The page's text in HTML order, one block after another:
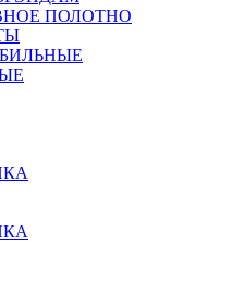
ПОЛОТНО